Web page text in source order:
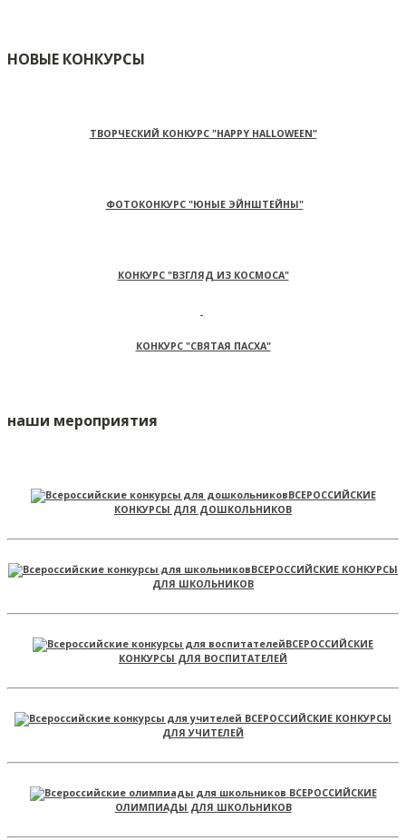
НОВЫЕ КОНКУРСЫ
ТВОРЧЕСКИЙ КОНКУРС "HAPPY HALLOWEEN"
ФОТОКОНКУРС "ЮНЫЕ ЭЙНШТЕЙНЫ"
КОНКУРС "ВЗГЛЯД ИЗ КОСМОСА"
КОНКУРС "СВЯТАЯ ПАСХА"
наши мероприятия
ВСЕРОССИЙСКИЕ
КОНКУРСЫ ДЛЯ ДОШКОЛЬНИКОВ
ВСЕРОССИЙСКИЕ КОНКУРСЫ
ДЛЯ ШКОЛЬНИКОВ
ВСЕРОССИЙСКИЕ
КОНКУРСЫ ДЛЯ ВОСПИТАТЕЛЕЙ
ВСЕРОССИЙСКИЕ КОНКУРСЫ
ДЛЯ УЧИТЕЛЕЙ
ВСЕРОССИЙСКИЕ
ОЛИМПИАДЫ ДЛЯ ШКОЛЬНИКОВ